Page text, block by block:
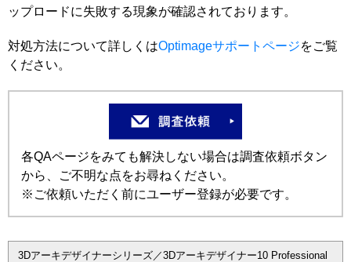
ップロードに失敗する現象が確認されております。
対処方法について詳しくはOptimageサポートページをご覧
ください。
各QAページをみても解決しない場合は調査依頼ボタン
から、ご不明な点をお尋ねください。
※ご依頼いただく前にユーザー登録が必要です。
3Dアーキデザイナーシリーズ／3Dアーキデザイナー10 Professional